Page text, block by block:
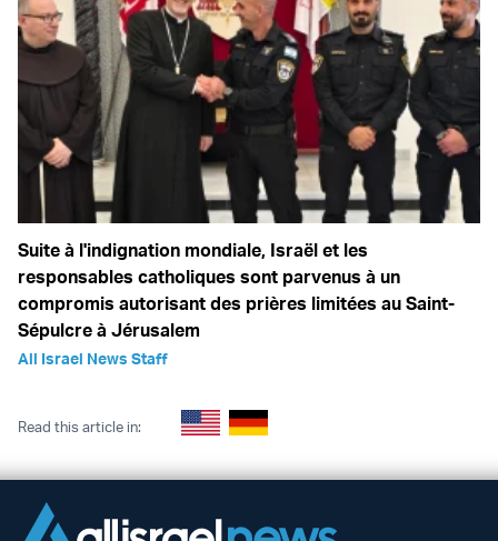
Suite à l'indignation mondiale, Israël et les
responsables catholiques sont parvenus à un
compromis autorisant des prières limitées au Saint-
Sépulcre à Jérusalem
All Israel News Staff
Read this article in: